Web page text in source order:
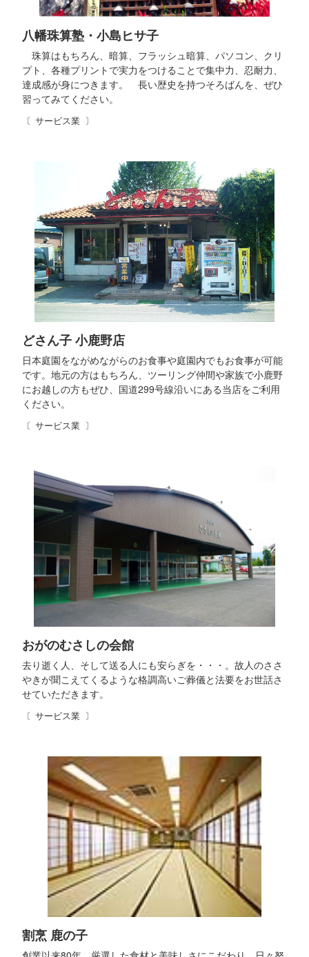
サービス業
八幡珠算塾・小島ヒサ子
珠算はもちろん、暗算、フラッシュ暗算、パソコン、クリ
プト、各種プリントで実力をつけることで集中力、忍耐力、
達成感が身につきます。 長い歴史を持つそろばんを、ぜひ
習ってみてください。
サービス業
どさん子 小鹿野店
日本庭園をながめながらのお食事や庭園内でもお食事が可能
です。地元の方はもちろん、ツーリング仲間や家族で小鹿野
にお越しの方もぜひ、国道299号線沿いにある当店をご利用
ください。
サービス業
おがのむさしの会館
去り逝く人、そして送る人にも安らぎを・・・。故人のささ
やきが聞こえてくるような格調高いご葬儀と法要をお世話さ
せていただきます。
割烹 鹿の子